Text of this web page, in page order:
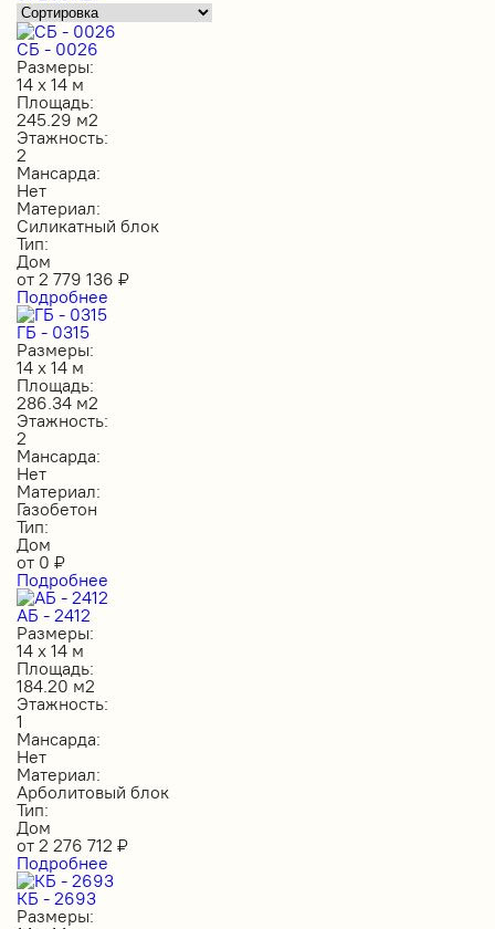
СБ - 0026
Размеры:
14 х 14 м
Площадь:
245.29 м2
Этажность:
2
Мансарда:
Нет
Материал:
Силикатный блок
Тип:
Дом
от 2 779 136 ₽
Подробнее
ГБ - 0315
Размеры:
14 х 14 м
Площадь:
286.34 м2
Этажность:
2
Мансарда:
Нет
Материал:
Газобетон
Тип:
Дом
от 0 ₽
Подробнее
АБ - 2412
Размеры:
14 х 14 м
Площадь:
184.20 м2
Этажность:
1
Мансарда:
Нет
Материал:
Арболитовый блок
Тип:
Дом
от 2 276 712 ₽
Подробнее
КБ - 2693
Размеры: